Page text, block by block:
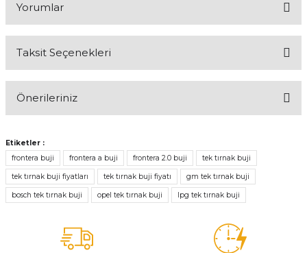
Yorumlar
Taksit Seçenekleri
Önerileriniz
konularda yetersiz gördüğünüz noktaları öneri formunu kullanarak
tarafımıza iletebilirsiniz.
Görüş ve önerileriniz için teşekkür ederiz.
Ürün resmi kalitesiz, bozuk veya görüntülenemiyor.
Ürün bilgilerinde hatalar bulunuyor.
Etiketler :
frontera buji
frontera a buji frontera 2.0 buji tek tırnak buji
tek tırnak buji fiyatları tek tırnak buji fiyatı gm tek tırnak buji
bosch tek tırnak buji opel tek tırnak buji lpg tek tırnak buji